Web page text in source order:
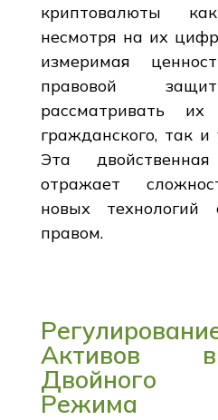
криптовалюты
несмотря на их
измеримая
правовой
рассматривать
гражданского, так и
Эта
отражает
новых технологий
правом.
Активов
Двойного
Режима